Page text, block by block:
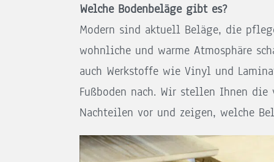
Welche Bodenbeläge gibt es?
Modern sind aktuell Beläge, die
wohnliche und warme Atmosphäre
auch Werkstoffe wie Vinyl und
Fußboden nach. Wir stellen Ihnen
Nachteilen vor und zeigen, welche